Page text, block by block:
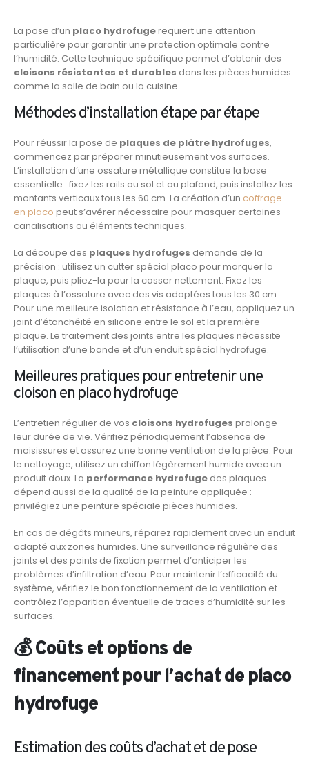
La pose d’un placo hydrofugerequiert une attention
particulière pour garantir une protection optimale contre
l’humidité. Cette technique spécifique permet d’obtenir des
cloisons résistantes et durables dans les pièces humides
comme la salle de bain ou la cuisine.
Méthodes d’installation étape par étape
Pour réussir la pose de plaques de plâtre hydrofuges,
commencez par préparer minutieusement vos surfaces.
L’installation d’une ossature métallique constitue la base
essentielle : fixez les rails au sol et au plafond, puis installez les
montants verticaux tous les 60 cm. La création d’un coffrage
en placo peut s’avérer nécessaire pour masquer certaines
canalisations ou éléments techniques.
La découpe des plaques hydrofuges demande de la
précision : utilisez un cutter spécial placo pour marquer la
plaque, puis pliez-la pour la casser nettement. Fixez les
plaques à l’ossature avec des vis adaptées tous les 30 cm.
Pour une meilleure isolation et résistance à l’eau, appliquez un
joint d’étanchéité en silicone entre le sol et la première
plaque. Le traitement des joints entre les plaques nécessite
l’utilisation d’une bande et d’un enduit spécial hydrofuge.
Meilleures pratiques pour entretenir une
cloison en placo hydrofuge
L’entretien régulier de vos cloisons hydrofuges prolonge
leur durée de vie. Vérifiez périodiquement l’absence de
moisissures et assurez une bonne ventilation de la pièce. Pour
le nettoyage, utilisez un chiffon légèrement humide avec un
produit doux. La performance hydrofuge des plaques
dépend aussi de la qualité de la peinture appliquée :
privilégiez une peinture spéciale pièces humides.
En cas de dégâts mineurs, réparez rapidement avec un enduit
adapté aux zones humides. Une surveillance régulière des
joints et des points de fixation permet d’anticiper les
problèmes d’infiltration d’eau. Pour maintenir l’efficacité du
système, vérifiez le bon fonctionnement de la ventilation et
contrôlez l’apparition éventuelle de traces d’humidité sur les
surfaces.
💰 Coûts et options de
financement pour l’achat de placo
hydrofuge
Estimation des coûts d’achat et de pose